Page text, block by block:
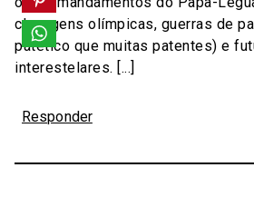
clonagens olímpicas, guerras de
patético que muitas patentes) e
interestelares. [...]
Responder